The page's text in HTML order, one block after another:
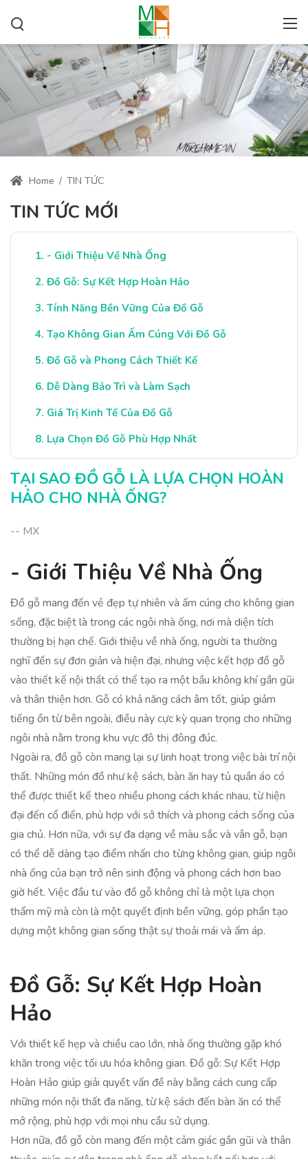
Home / TIN TỨC
TIN TỨC MỚI
- Giới Thiệu Về Nhà Ống
Đồ Gỗ: Sự Kết Hợp Hoàn Hảo
Tính Năng Bền Vững Của Đồ Gỗ
Tạo Không Gian Ấm Cúng Với Đồ Gỗ
Đồ Gỗ và Phong Cách Thiết Kế
Dễ Dàng Bảo Trì và Làm Sạch
Giá Trị Kinh Tế Của Đồ Gỗ
Lựa Chọn Đồ Gỗ Phù Hợp Nhất
Kết Luận: Đồ Gỗ Cho Nhà Ống
TẠI SAO ĐỒ GỖ LÀ LỰA CHỌN HOÀN
HẢO CHO NHÀ ỐNG?
-- MX
- Giới Thiệu Về Nhà Ống
Đồ gỗ mang đến vẻ đẹp tự nhiên và ấm cúng cho không gian
sống, đặc biệt là trong các ngôi nhà ống, nơi mà diện tích
thường bị hạn chế. Giới thiệu về nhà ống, người ta thường
nghĩ đến sự đơn giản và hiện đại, nhưng việc kết hợp đồ gỗ
vào thiết kế nội thất có thể tạo ra một bầu không khí gần gũi
và thân thiện hơn. Gỗ có khả năng cách âm tốt, giúp giảm
tiếng ồn từ bên ngoài, điều này cực kỳ quan trọng cho những
ngôi nhà nằm trong khu vực đô thị đông đúc.
Ngoài ra, đồ gỗ còn mang lại sự linh hoạt trong việc bài trí nội
thất. Những món đồ như kệ sách, bàn ăn hay tủ quần áo có
thể được thiết kế theo nhiều phong cách khác nhau, từ hiện
đại đến cổ điển, phù hợp với sở thích và phong cách sống của
gia chủ. Hơn nữa, với sự đa dạng về màu sắc và vân gỗ, bạn
có thể dễ dàng tạo điểm nhấn cho từng không gian, giúp ngôi
nhà ống của bạn trở nên sinh động và phong cách hơn bao
giờ hết. Việc đầu tư vào đồ gỗ không chỉ là một lựa chọn
thẩm mỹ mà còn là một quyết định bền vững, góp phần tạo
dựng một không gian sống thật sự thoải mái và ấm áp.
Đồ Gỗ: Sự Kết Hợp Hoàn
Hảo
Với thiết kế hẹp và chiều cao lớn, nhà ống thường gặp khó
khăn trong việc tối ưu hóa không gian. Đồ gỗ: Sự Kết Hợp
Hoàn Hảo giúp giải quyết vấn đề này bằng cách cung cấp
những món nội thất đa năng, từ kệ sách đến bàn ăn có thể
mở rộng, phù hợp với mọi nhu cầu sử dụng.
Hơn nữa, đồ gỗ còn mang đến một cảm giác gần gũi và thân